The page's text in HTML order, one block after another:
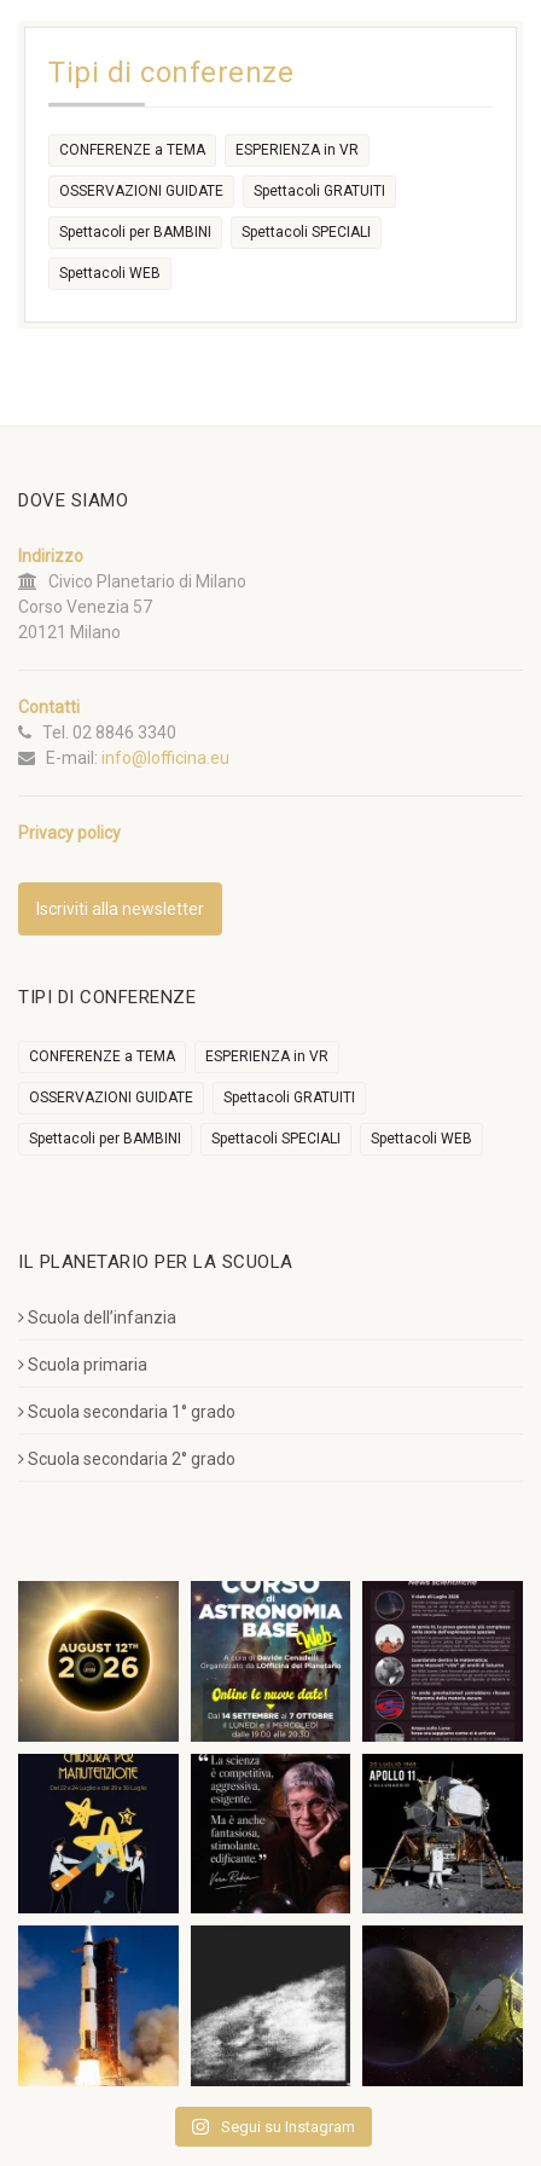
17:30
Tipi di conferenze
CONFERENZE a TEMA ESPERIENZA in VR
OSSERVAZIONI GUIDATE Spettacoli GRATUITI
Spettacoli per BAMBINI Spettacoli SPECIALI
Spettacoli WEB
DOVE SIAMO
Indirizzo
Civico Planetario di Milano
Corso Venezia 57
20121 Milano
Contatti
Tel. 02 8846 3340
E-mail: info@lofficina.eu
Privacy policy
Iscriviti alla newsletter
TIPI DI CONFERENZE
CONFERENZE a TEMA ESPERIENZA in VR
OSSERVAZIONI GUIDATE Spettacoli GRATUITI
Spettacoli per BAMBINI Spettacoli SPECIALI Spettacoli WEB
IL PLANETARIO PER LA SCUOLA
Scuola dell’infanzia
Scuola primaria
Scuola secondaria 1° grado
Scuola secondaria 2° grado
Segui su Instagram